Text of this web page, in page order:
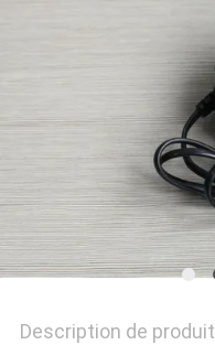
Description de produit